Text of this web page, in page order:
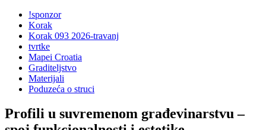
!sponzor
Korak
Korak 093 2026-travanj
tvrtke
Mapei Croatia
Graditeljstvo
Materijali
Poduzeća o struci
Profili u suvremenom građevinarstvu –